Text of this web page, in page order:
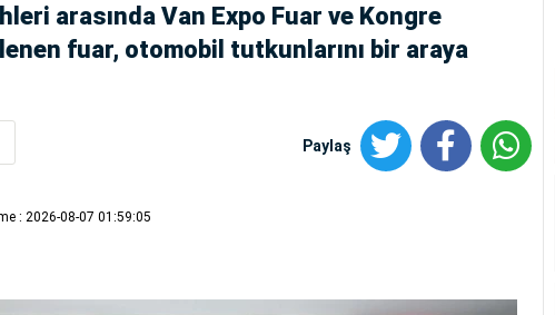
arasında Van Expo Fuar ve Kongre
fuar, otomobil tutkunlarını bir araya
Paylaş
: 2026-08-07 01:59:05